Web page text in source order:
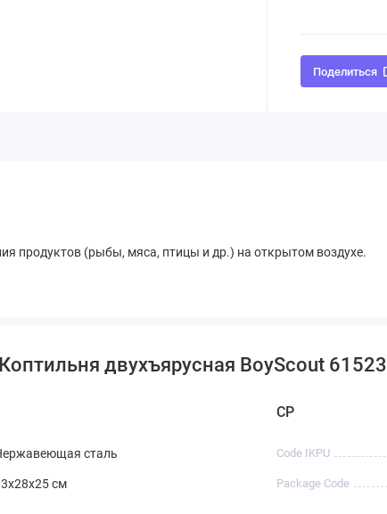
Поделиться
продуктов (рыбы, мяса, птицы и др.) на открытом воздухе.
двухъярусная BoyScout 61523
сталь
см
CP
Code IKPU
Package Code